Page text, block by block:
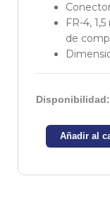
FR-4,
de
Disponibilidad:
Módulo
Olimex
MOD-
cantidad
Añadir al